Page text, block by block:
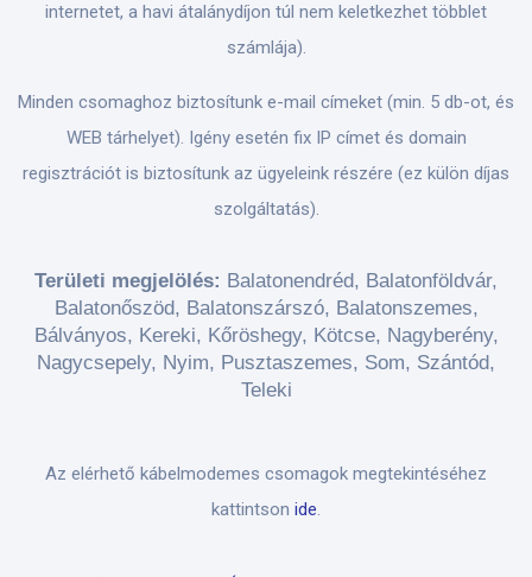
internetet, a havi átalánydíjon túl nem keletkezhet többlet
számlája).
Minden csomaghoz biztosítunk e-mail címeket (min. 5 db-ot, és
WEB tárhelyet). Igény esetén fix IP címet és domain
regisztrációt is biztosítunk az ügyeleink részére (ez külön díjas
szolgáltatás).
Területi megjelölés: Balatonendréd, Balatonföldvár,
Balatonőszöd, Balatonszárszó, Balatonszemes,
Bálványos, Kereki, Kőröshegy, Kötcse, Nagyberény,
Nagycsepely, Nyim, Pusztaszemes, Som, Szántód,
Teleki
Az elérhető kábelmodemes csomagok megtekintéséhez
kattintson ide.